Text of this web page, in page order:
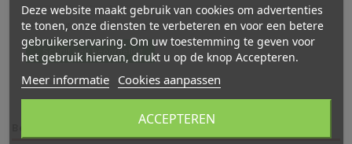
Er zijn nog geen beoordelingen
Schrijf een beoordeling
Deze website maakt gebruik van cookies om advertenties
te tonen, onze diensten te verbeteren en voor een betere
gebruikerservaring. Om uw toestemming te geven voor
het gebruik hiervan, drukt u op de knop Accepteren.
Meer informatie Cookies aanpassen
ACCEPTEREN